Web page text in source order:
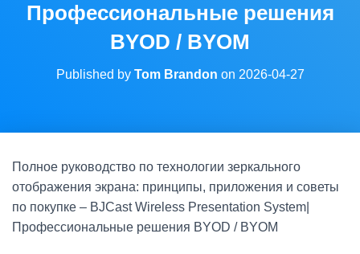
Профессиональные решения
BYOD / BYOM
Published by Tom Brandon on 2026-04-27
Полное руководство по технологии зеркального
отображения экрана: принципы, приложения и советы
по покупке – BJCast Wireless Presentation System|
Профессиональные решения BYOD / BYOM